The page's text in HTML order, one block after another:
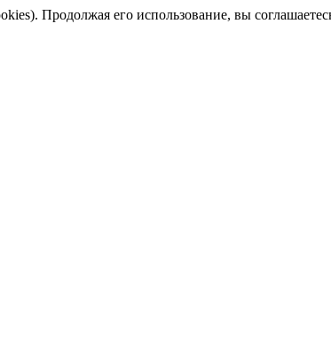
Продолжая его использование, вы